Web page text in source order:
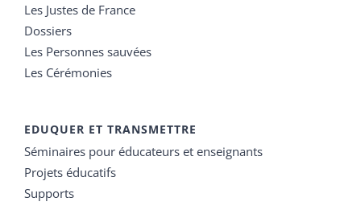
Les Justes de France
Dossiers
Les Personnes sauvées
Les Cérémonies
EDUQUER ET TRANSMETTRE
Séminaires pour éducateurs et enseignants
Projets éducatifs
Supports